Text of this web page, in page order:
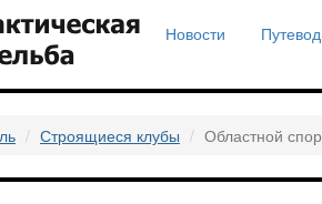
Новости
Строящиеся клубы Областной